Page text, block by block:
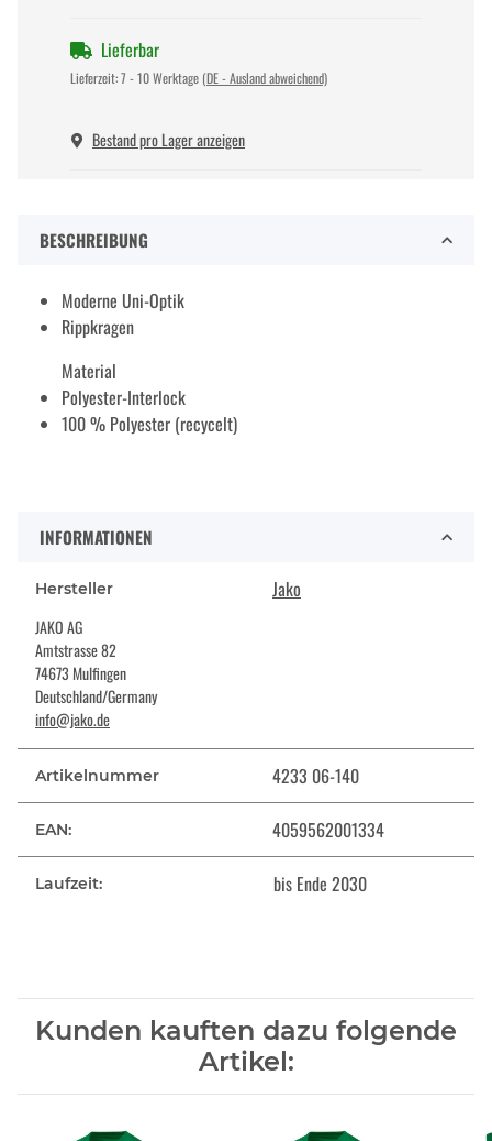
Lieferbar
Lieferzeit:7 - 10 Werktage (DE - Ausland abweichend)
Bestand pro Lager anzeigen
BESCHREIBUNG
Moderne Uni-Optik
Rippkragen
Material
Polyester-Interlock
100 % Polyester (recycelt)
INFORMATIONEN
Hersteller Jako
JAKO AG
Amtstrasse 82
74673 Mulfingen
Deutschland/Germany
info@jako.de
Artikelnummer 4233 06-140
EAN: 4059562001334
Laufzeit: bis Ende 2030
Kunden kauften dazu folgende
Artikel: